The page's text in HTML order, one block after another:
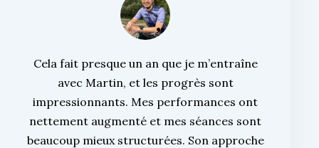
Cela fait presque un an que je m’entraîne
avec Martin, et les progrès sont
impressionnants. Mes performances ont
nettement augmenté et mes séances sont
beaucoup mieux structurées. Son approche